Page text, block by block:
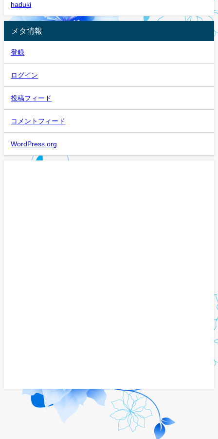
haduki
メタ情報
登録
ログイン
投稿フィード
コメントフィード
WordPress.org